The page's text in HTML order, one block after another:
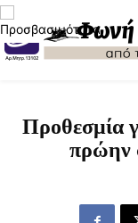
Προθεσμία
πρώην